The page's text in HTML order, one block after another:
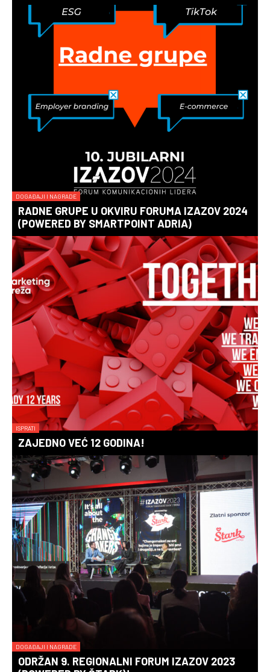
DOGAĐAJI I NAGRADE
RADNE GRUPE U OKVIRU FORUMA IZAZOV 2024
(POWERED BY SMARTPOINT ADRIA)
ISPRATI
ZAJEDNO VEĆ 12 GODINA!
DOGAĐAJI I NAGRADE
ODRŽAN 9. REGIONALNI FORUM IZAZOV 2023